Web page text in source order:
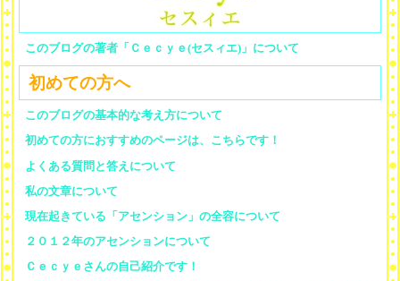
このブログの著者「Ｃｅｃｙｅ(セスィエ)」について
初めての方へ
このブログの基本的な考え方について
初めての方におすすめのページは、こちらです！
よくある質問と答えについて
私の文章について
現在起きている「アセンション」の全容について
２０１２年のアセンションについて
Ｃｅｃｙｅさんの自己紹介です！